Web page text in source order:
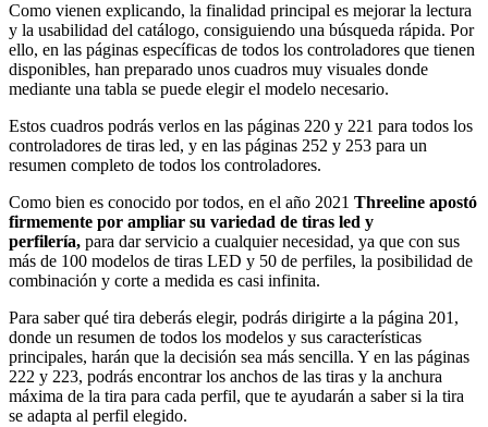
Como vienen explicando, la finalidad principal es mejorar la lectura
y la usabilidad del catálogo, consiguiendo una búsqueda rápida. Por
ello, en las páginas específicas de todos los controladores que tienen
disponibles, han preparado unos cuadros muy visuales donde
mediante una tabla se puede elegir el modelo necesario.
Estos cuadros podrás verlos en las páginas 220 y 221 para todos los
controladores de tiras led, y en las páginas 252 y 253 para un
resumen completo de todos los controladores.
Como bien es conocido por todos, en el año 2021 Threeline apostó
firmemente por ampliar su variedad de tiras led y
perfilería, para dar servicio a cualquier necesidad, ya que con sus
más de 100 modelos de tiras LED y 50 de perfiles, la posibilidad de
combinación y corte a medida es casi infinita.
Para saber qué tira deberás elegir, podrás dirigirte a la página 201,
donde un resumen de todos los modelos y sus características
principales, harán que la decisión sea más sencilla. Y en las páginas
222 y 223, podrás encontrar los anchos de las tiras y la anchura
máxima de la tira para cada perfil, que te ayudarán a saber si la tira
se adapta al perfil elegido.